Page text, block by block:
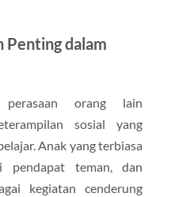
Penting dalam
perasaan orang lain
sosial yang
Anak yang terbiasa
pendapat teman, dan
kegiatan cenderung